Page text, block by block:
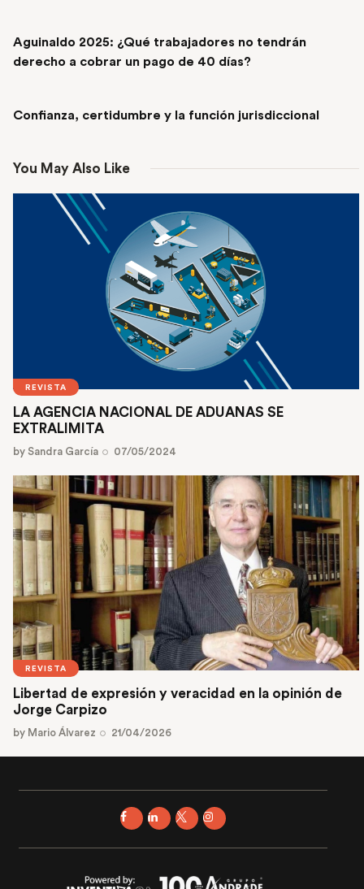
Aguinaldo 2025: ¿Qué trabajadores no tendrán
derecho a cobrar un pago de 40 días?
Confianza, certidumbre y la función jurisdiccional
You May Also Like
REVISTA
LA AGENCIA NACIONAL DE ADUANAS SE
EXTRALIMITA
by Sandra García 07/05/2024
REVISTA
Libertad de expresión y veracidad en la opinión de
Jorge Carpizo
by Mario Álvarez 21/04/2026